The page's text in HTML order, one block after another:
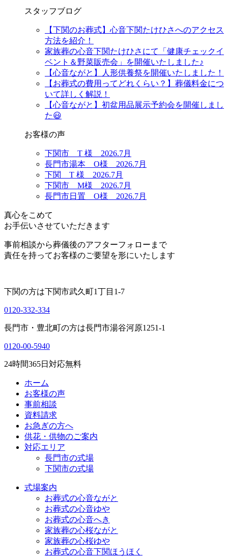
スタッフブログ
【下関のお葬式】心音下関たけひさへのアクセス
方法を紹介！
家族葬の心音下関たけひさにて「健康チェックイ
ベント＆野菜販売会」を開催いたしました♪
【心音ながと】人形供養祭を開催いたしました！
【お葬式の費用ってどれくらい？】葬儀料金につ
いて詳しく解説！
【心音ながと】初盆用品展示予約会を開催しまし
た😃
お客様の声
下関市 T 様 2026.7月
長門市湯本 O様 2026.7月
下関 T 様 2026.7月
下関市 M様 2026.7月
長門市日置 O様 2026.7月
真心をこめて
お手伝いさせていただきます
事前相談から葬儀後のアフターフォローまで
責任を持ってお客様のご要望を形にいたします
下関の方は下関市武久町1丁目1-7
0120-332-334
長門市・豊北町の方は長門市湯谷河原1251-1
0120-00-5940
24時間365日対応無料
ホーム
お客様の声
事前相談
資料請求
お急ぎの方へ
供花・供物のご案内
対応エリア
長門市の式場
下関市の式場
式場案内
お葬式の心音ながと
お葬式の心音ゆや
お葬式の心音へき
家族葬の心桜ながと
家族葬の心桜ゆや
お葬式の心音下関ほうほく